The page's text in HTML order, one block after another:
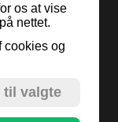
.
os at vise
nettet.
cookies og
til valgte